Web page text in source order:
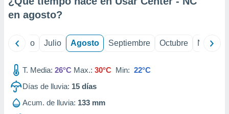
e
publicidad
publicidad
en agosto?
Junio Julio Agosto Septiembre Octubre
T. Media: 26°C Max.: 30°C Min: 22°C
Días de lluvia: 15 días
Acum. de lluvia: 133 mm